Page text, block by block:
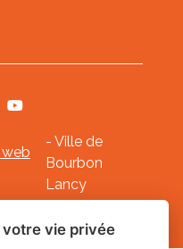
- Ville de
Bourbon
Lancy
des cookies
vie privée